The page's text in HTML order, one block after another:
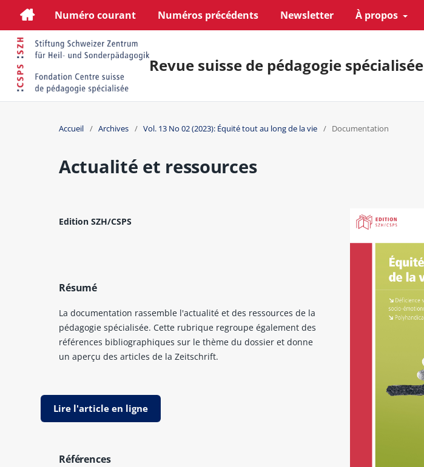
Numéro courant Numéros précédents Newsletter À propos
Revue suisse de pédagogie spécialisée
Accueil / Archives / Vol. 13 No 02 (2023): Équité tout au long de la vie / Documentation
Actualité et ressources
Edition SZH/CSPS
Résumé
La documentation rassemble l'actualité et des ressources de la
pédagogie spécialisée. Cette rubrique regroupe également des
références bibliographiques sur le thème du dossier et donne
un aperçu des articles de la Zeitschrift.
Lire l'article en ligne
Références